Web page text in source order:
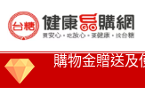
購物金贈送及